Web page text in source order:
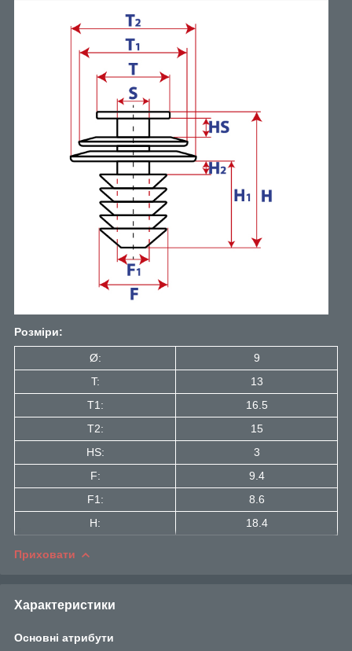
Розміри:
Ø:
9
T:
13
T1:
16.5
Т2:
15
HS:
3
F:
9.4
F1:
8.6
H:
18.4
Приховати
Характеристики
Основні атрибути